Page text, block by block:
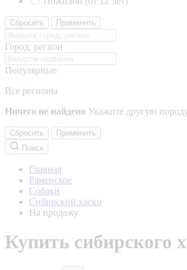
Сбросить Применить
Город, регион
Популярные
Все регионы
Ничего не найдено Укажите другую
Сбросить
Применить
Поиск
Главная
Раменское
Собаки
Сибирский хаски
На продажу
Купить сибирского